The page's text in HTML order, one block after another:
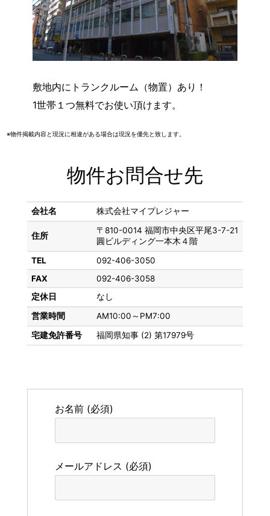
敷地内にトランクルーム（物置）あり！
1世帯１つ無料でお使い頂けます。
※物件掲載内容と現況に相違がある場合は現況を優先と致します。
物件お問合せ先
会社名 株式会社マイプレジャー
住所
〒810-0014 福岡市中央区平尾3-7-21
圓ビルディング一本木４階
TEL
092-406-3050
FAX
092-406-3058
定休日
なし
営業時間
AM10:00～PM7:00
宅建免許番号
福岡県知事 (2) 第17979号
お名前 (必須)
メールアドレス (必須)